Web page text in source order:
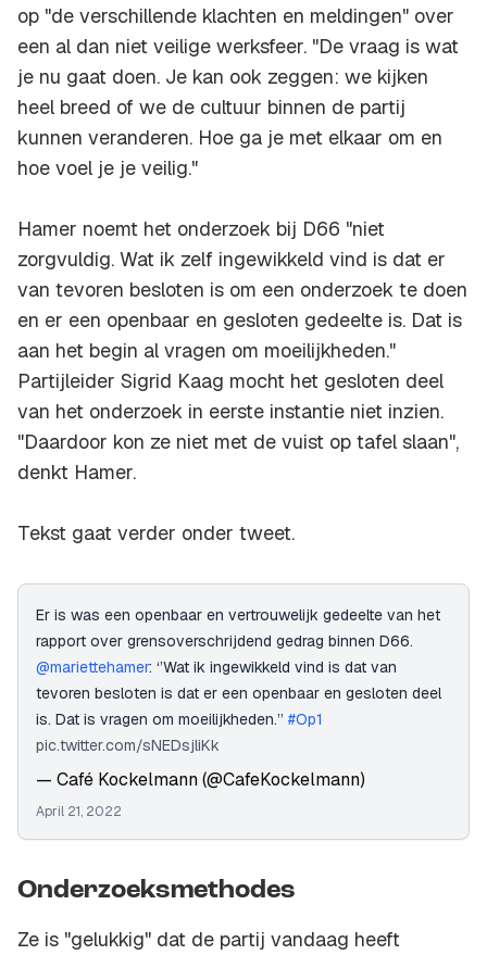
op "de verschillende klachten en meldingen" over
een al dan niet veilige werksfeer. "De vraag is wat
je nu gaat doen. Je kan ook zeggen: we kijken
heel breed of we de cultuur binnen de partij
kunnen veranderen. Hoe ga je met elkaar om en
hoe voel je je veilig."
Hamer noemt het onderzoek bij D66 "niet
zorgvuldig. Wat ik zelf ingewikkeld vind is dat er
van tevoren besloten is om een onderzoek te doen
en er een openbaar en gesloten gedeelte is. Dat is
aan het begin al vragen om moeilijkheden."
Partijleider Sigrid Kaag mocht het gesloten deel
van het onderzoek in eerste instantie niet inzien.
"Daardoor kon ze niet met de vuist op tafel slaan",
denkt Hamer.
Tekst gaat verder onder tweet.
Er is was een openbaar en vertrouwelijk gedeelte van het
rapport over grensoverschrijdend gedrag binnen D66.
@mariettehamer: ‘’Wat ik ingewikkeld vind is dat van
tevoren besloten is dat er een openbaar en gesloten deel
is. Dat is vragen om moeilijkheden.’’ #Op1
pic.twitter.com/sNEDsjliKk
— Café Kockelmann (@CafeKockelmann)
April 21, 2022
Onderzoeksmethodes
Ze is "gelukkig" dat de partij vandaag heeft